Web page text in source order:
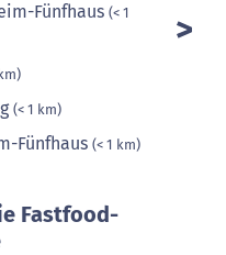
Fünfhaus (< 1
(< 1 km)
Fünfhaus (< 1 km)
Fastfood-